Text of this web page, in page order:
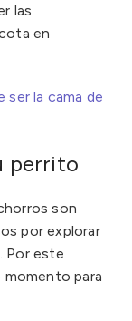
las
en
la cama de
perrito
son
por explorar
Por este
para